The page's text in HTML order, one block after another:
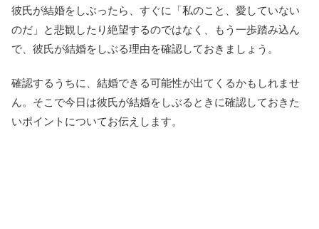
彼氏が結婚をしぶったら、すぐに「私のこと、愛していない
のだ」と悲観したり絶望するのではなく、もう一歩踏み込ん
で、彼氏が結婚をしぶる理由を確認しておきましょう。
確認するうちに、結婚できる可能性が出てくるかもしれませ
ん。そこで今日は彼氏が結婚をしぶるときに確認しておきた
いポイントについてお伝えします。